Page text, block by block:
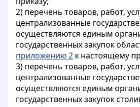
2) перечень товаров, работ,
централизованные
осуществляются единым
государственных закупок
приложению 2 к настоящему
3) перечень товаров, работ,
централизованные
осуществляются единым
государственных закупок